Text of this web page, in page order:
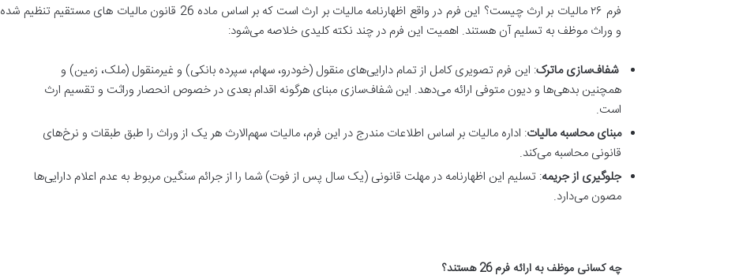
فرم ۲۶ مالیات بر ارث چیست؟ این فرم در واقع اظهارنامه مالیات بر ارث است که بر اساس ماده 26 قانون مالیات های مستقیم تنظیم شده
و وراث موظف به تسلیم آن هستند. اهمیت این فرم در چند نکته کلیدی خلاصه می‌شود:
شفاف‌سازی ماترک: این فرم تصویری کامل از تمام دارایی‌های منقول (خودرو، سهام، سپرده بانکی) و غیرمنقول (ملک، زمین) و
همچنین بدهی‌ها و دیون متوفی ارائه می‌دهد. این شفاف‌سازی مبنای هرگونه اقدام بعدی در خصوص انحصار وراثت و تقسیم ارث
است.
مبنای محاسبه مالیات: اداره مالیات بر اساس اطلاعات مندرج در این فرم، مالیات سهم‌الارث هر یک از وراث را طبق طبقات و نرخ‌های
قانونی محاسبه می‌کند.
جلوگیری از جریمه: تسلیم این اظهارنامه در مهلت قانونی (یک سال پس از فوت) شما را از جرائم سنگین مربوط به عدم اعلام دارایی‌ها
مصون می‌دارد.
چه کسانی موظف به ارائه فرم 26 هستند؟